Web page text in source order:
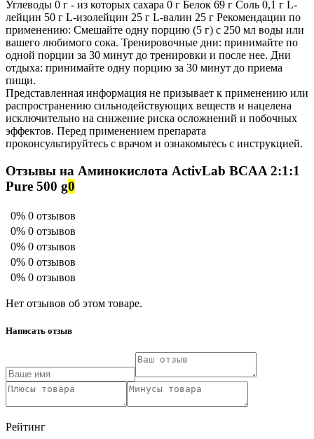
Углеводы 0 г - из которых сахара 0 г Белок 69 г Соль 0,1 г L-
лейцин 50 г L-изолейцин 25 г L-валин 25 г Рекомендации по
применению: Смешайте одну порцию (5 г) с 250 мл воды или
вашего любимого сока. Тренировочные дни: принимайте по
одной порции за 30 минут до тренировки и после нее. Дни
отдыха: принимайте одну порцию за 30 минут до приема
пищи.
Представленная информация не призывает к применению или
распространению сильнодействующих веществ и нацелена
исключительно на снижение риска осложнений и побочных
эффектов. Перед применением препарата
проконсультируйтесь с врачом и ознакомьтесь с инструкцией.
Отзывы на Аминокислота ActivLab BCAA 2:1:1
Pure 500 g0
0% 0 отзывов
0% 0 отзывов
0% 0 отзывов
0% 0 отзывов
0% 0 отзывов
Нет отзывов об этом товаре.
Написать отзыв
Рейтинг